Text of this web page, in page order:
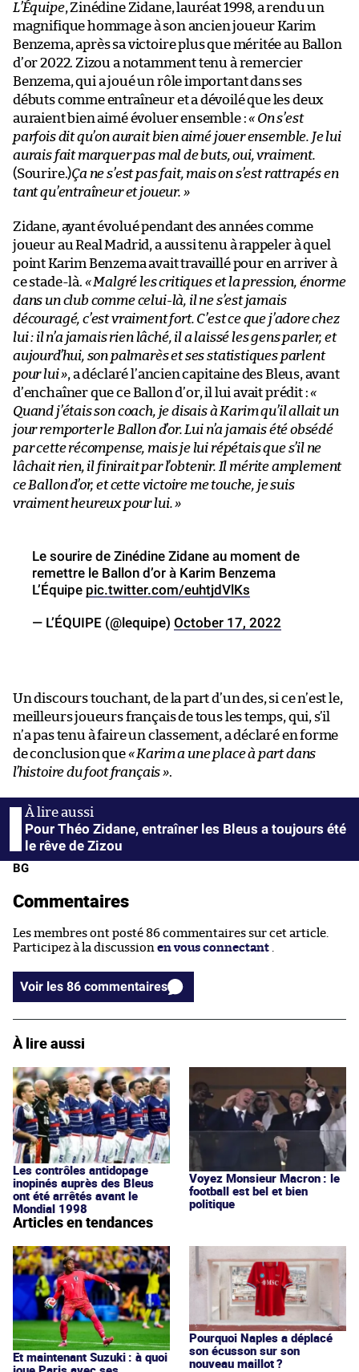
L’Équipe, Zinédine Zidane, lauréat 1998, a rendu un
magnifique hommage à son ancien joueur Karim
Benzema, après sa victoire plus que méritée au Ballon
d’or 2022. Zizou a notamment tenu à remercier
Benzema, qui a joué un rôle important dans ses
débuts comme entraîneur et a dévoilé que les deux
auraient bien aimé évoluer ensemble :« On s’est
parfois dit qu’on aurait bien aimé jouer ensemble. Je lui
aurais fait marquer pas mal de buts, oui, vraiment.
(Sourire.)Ça ne s’est pas fait, mais on s’est rattrapés en
tant qu’entraîneur et joueur. »
Zidane, ayant évolué pendant des années comme
joueur au Real Madrid, a aussi tenu à rappeler à quel
point Karim Benzema avait travaillé pour en arriver à
ce stade-là. « Malgré les critiques et la pression, énorme
dans un club comme celui-là, il ne s’est jamais
découragé, c’est vraiment fort. C’est ce que j’adore chez
lui : il n’a jamais rien lâché, il a laissé les gens parler, et
aujourd’hui, son palmarès et ses statistiques parlent
pour lui », a déclaré l’ancien capitaine des Bleus, avant
d’enchaîner que ce Ballon d’or, il lui avait prédit :«
Quand j’étais son coach, je disais à Karim qu’il allait un
jour remporter le Ballon d’or. Lui n’a jamais été obsédé
par cette récompense, mais je lui répétais que s’il ne
lâchait rien, il finirait par l’obtenir. Il mérite amplement
ce Ballon d’or, et cette victoire me touche, je suis
vraiment heureux pour lui. »
Le sourire de Zinédine Zidane au moment de
remettre le Ballon d’or à Karim Benzema
L’Équipe pic.twitter.com/euhtjdVlKs
— L’ÉQUIPE (@lequipe) October 17, 2022
Un discours touchant, de la part d’un des, si ce n’est le,
meilleurs joueurs français de tous les temps, qui, s’il
n’a pas tenu à faire un classement, a déclaré en forme
de conclusion que« Karim a une place à part dans
l’histoire du foot français ».
Pour Théo Zidane, entraîner les Bleus a toujours été
le rêve de Zizou
BG
Commentaires
Les membres ont posté 86 commentaires sur cet article.
Participez à la discussion en vous connectant
Voir les 86 commentaires
À lire aussi
Les contrôles antidopage
inopinés auprès des Bleus
ont été arrêtés avant le
Mondial 1998
Voyez Monsieur Macron : le
football est bel et bien
politique
Articles en tendances
Et maintenant Suzuki : à quoi
Pourquoi Naples a déplacé
son écusson sur son
nouveau maillot ?